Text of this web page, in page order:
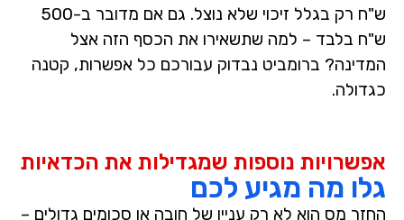
ש"ח
רק בגלל זיכוי שלא נוצל. גם אם מדובר ב-500
ש"ח בלבד – למה שתשאירו את הכסף הזה אצל
המדינה? ברומביט נבדוק עבורכם כל אפשרות, קטנה
כגדולה.
אפשרויות נוספות שמגדילות את הכדאיות
גלו מה מגיע לכם
החזר מס הוא לא רק עניין של חובה או סכומים גדולים –